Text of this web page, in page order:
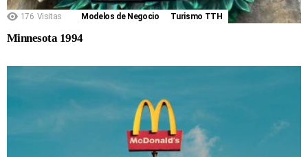
176 Visitas Modelos de Negocio Turismo TTH
Minnesota 1994